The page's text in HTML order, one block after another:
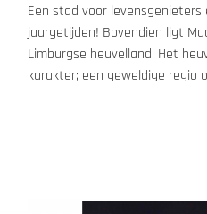
Een stad voor
jaargetijden! Bovendien ligt
Limburgse heuvelland. Het
karakter; een geweldige regio